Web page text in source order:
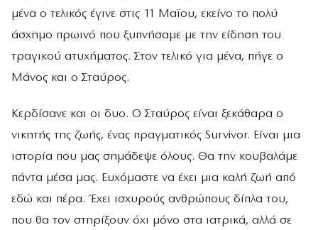
μένα ο τελικός έγινε στις 11 Μαϊου, εκείνο το πολύ
άσχημο πρωινό που ξυπνήσαμε με την είδηση του
τραγικού ατυχήματος. Στον τελικό για μένα, πήγε ο
Μάνος και ο Σταύρος.
Κερδίσανε και οι δυο. Ο Σταύρος είναι ξεκάθαρα ο
νικητής της ζωής, ένας πραγματικός Survivor. Είναι μια
ιστορία που μας σημάδεψε όλους. Θα την κουβαλάμε
πάντα μέσα μας. Ευχόμαστε να έχει μια καλή ζωή από
εδώ και πέρα. Έχει ισχυρούς ανθρώπους δίπλα του,
που θα τον στηρίξουν όχι μόνο στα ιατρικά, αλλά σε